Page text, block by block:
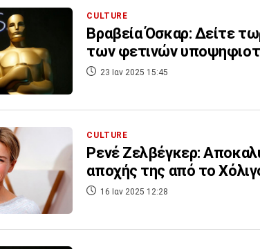
CULTURE
Βραβεία Όσκαρ: Δείτε
των φετινών
23 Ιαν 2025 15:45
CULTURE
Ρενέ Ζελβέγκερ:
αποχής της από το
16 Ιαν 2025 12:28